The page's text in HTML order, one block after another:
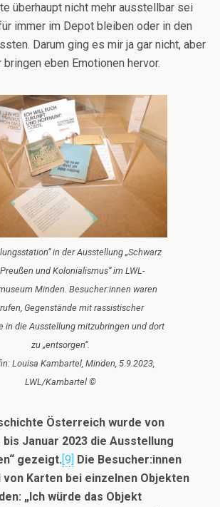
überhaupt nicht mehr ausstellbar sei
immer im Depot bleiben oder in den
Darum ging es mir ja gar nicht, aber
eben Emotionen hervor.
in der Ausstellung „Schwarz
und Kolonialismus“ im LWL-
Minden. Besucher:innen waren
Gegenstände mit rassistischer
in die Ausstellung mitzubringen und dort
zu „entsorgen“.
Louisa Kambartel, Minden, 5.9.2023,
LWL/Kambartel ©
Österreich wurde von
Januar 2023 die Ausstellung
gezeigt.[9] Die Besucher:innen
von Karten bei einzelnen Objekten
„Ich würde das Objekt